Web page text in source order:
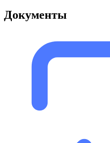
Документы